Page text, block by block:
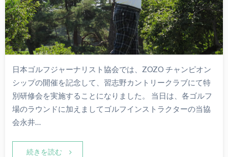
日本ゴルフジャーナリスト協会では、ZOZO チャンピオン
シップの開催を記念して、習志野カントリークラブにて特
別研修会を実施することになりました。 当日は、各ゴルフ
場のラウンドに加えましてゴルフインストラクターの当協
会永井…
続きを読む